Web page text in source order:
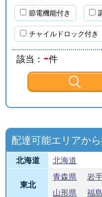
節電機能付き
チャイルドロック付き
該当： -件
配達可能エリアか
北海道 北海道
東北
青森県 岩
山形県
福